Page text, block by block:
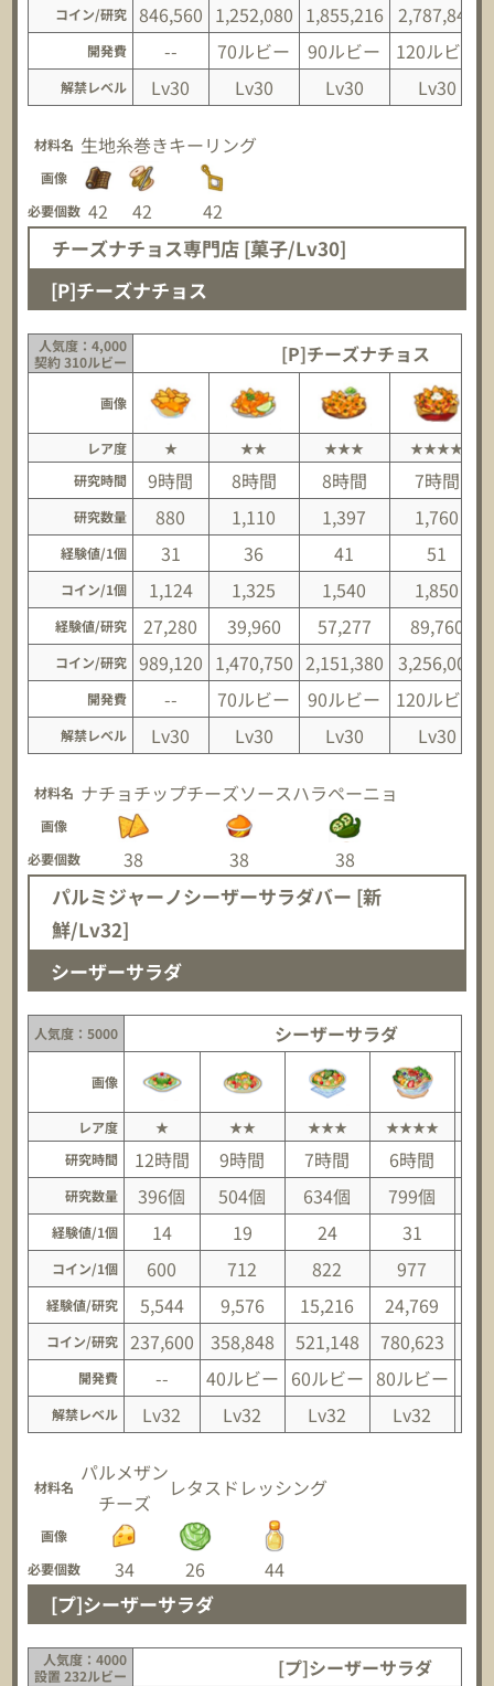
コイン/研究 846,560 1,252,080 1,855,216 2,787,840
開発費 -- 70ルビー 90ルビー 120ルビー
解禁レベル Lv30 Lv30 Lv30 Lv30
材料名 生地糸巻きキーリング
画像
必要個数 42 42 42
チーズナチョス専門店 [菓子/Lv30]
[P]チーズナチョス
人気度：4,000
契約 310ルビー
[P]チーズナチョス
画像
レア度 ★ ★★ ★★★
★★★★
研究時間
9時間 8時間 8時間 7時間
研究数量 880 1,110 1,397 1,760
経験値/1個 31 36 41 51
コイン/1個 1,124 1,325 1,540 1,850
経験値/研究 27,280 39,960 57,277 89,760
コイン/研究 989,120 1,470,750 2,151,380 3,256,000
開発費 -- 70ルビー 90ルビー 120ルビー
解禁レベル Lv30 Lv30 Lv30 Lv30
材料名 ナチョチップチーズソースハラペーニョ
画像
必要個数
38 38 38
パルミジャーノシーザーサラダバー [新
鮮/Lv32]
シーザーサラダ
人気度：5000 シーザーサラダ
画像
レア度 ★ ★★ ★★★ ★★★★
研究時間
12時間 9時間 7時間 6時間
研究数量 396個 504個 634個 799個
経験値/1個 14 19 24 31
コイン/1個 600 712 822 977
経験値/研究 5,544 9,576 15,216 24,769
コイン/研究 237,600 358,848 521,148 780,623
開発費 -- 40ルビー 60ルビー 80ルビー
解禁レベル Lv32 Lv32 Lv32 Lv32
材料名
パルメザン
チーズ
レタス ドレッシング
画像
必要個数
34 26 44
[プ]シーザーサラダ
人気度：4000
設置 232ルビー
[プ]シーザーサラダ